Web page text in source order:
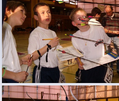
HPIM1027